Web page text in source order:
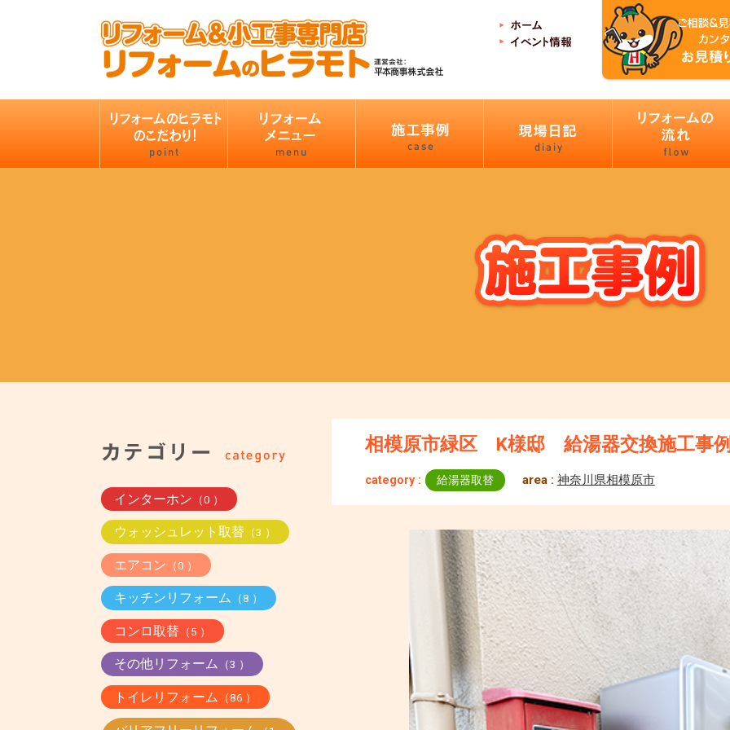
相模原市緑区 K様邸 給湯器交換施工事
category : 給湯器取替 area : 神奈川県相模原市
インターホン （0 ）
ウォッシュレット取替（3 ）
エアコン （0 ）
キッチンリフォーム （8 ）
コンロ取替（5 ）
その他リフォーム （3 ）
トイレリフォーム （86 ）